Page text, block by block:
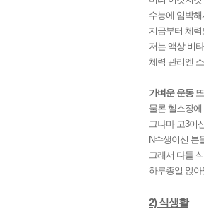
수능에 임박
지금부터 체
저는 액상 비
체력 관리엔
가벼운 운동또
물론 헬스장
그나마 고3이
N수생이신 분
그래서 다들
하루종일 앉
2) 식생활